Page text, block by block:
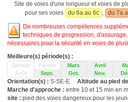
Site de voies d'une longueur et voies de
pour ses voies
du 6a au 6c , du 7a
De nombreuses compétences
techniques de progression,
nécessaires pour la sécurité en voies de
Meilleure(s) période(s) :
Janvier Février Mars Avril
Août
Sept. Oct. Nov.
Orientation(s) : S-SE-E Altitude au pied
Marche d'approche : entre 10 et 15 min en
site : pied des voies dangereux pour les